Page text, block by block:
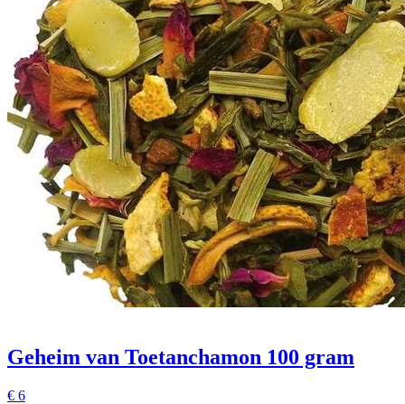
Geheim van Toetanchamon 100 gram
€ 6